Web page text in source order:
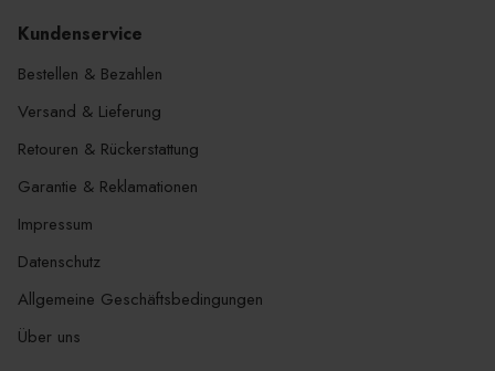
Kundenservice
Bestellen & Bezahlen
Versand & Lieferung
Retouren & Rückerstattung
Garantie & Reklamationen
Impressum
Datenschutz
Allgemeine Geschäftsbedingungen
Über uns